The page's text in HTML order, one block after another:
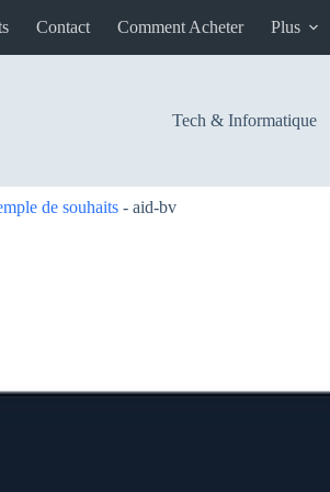
Contact Comment Acheter Plus
Tech & Informatique
de souhaits - aid-bv